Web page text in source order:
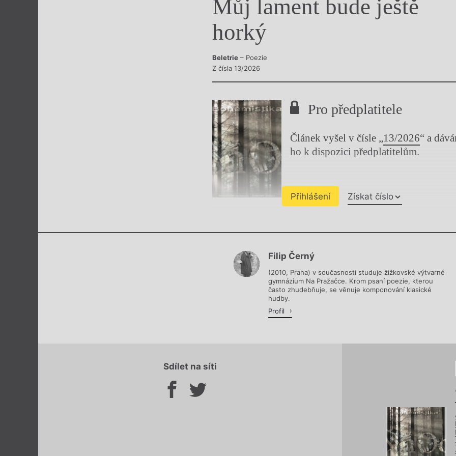
Výroční cenyMůj lament bude ještě
horký
Beletrie – Poezie
Z čísla 13/2026
Pro předplatitele
Článek vyšel v čísle „13/2026“ a
ho k dispozici předplatitelům.
Přihlášení Získat číslo
Chviličku.
Filip Černý
(2010, Praha) v současnosti studuje žižkovské výtvarné
gymnázium Na Pražačce. Krom psaní poezie, kterou
často zhudebňuje, se věnuje komponování klasické
hudby.
Profil
Sdílet na síti